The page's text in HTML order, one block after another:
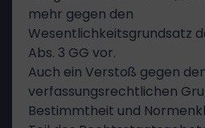
mehr gegen den
Wesentlichkeitsgrundsatz
Abs. 3 GG vor.
Auch ein Verstoß gegen
verfassungsrechtlichen
Bestimmtheit und